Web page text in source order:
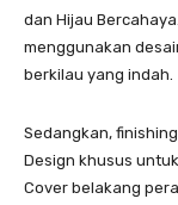
dan Hijau
menggunakan
berkilau yang indah.
Sedangkan,
Design khusus
Cover belakang